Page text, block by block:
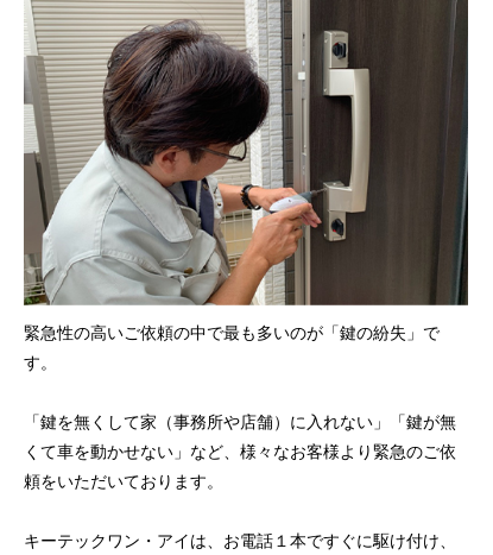
緊急性の高いご依頼の中で最も多いのが「鍵の紛失」で
す。
「鍵を無くして家（事務所や店舗）に入れない」「鍵が無
くて車を動かせない」など、様々なお客様より緊急のご依
頼をいただいております。
キーテックワン・アイは、お電話１本ですぐに駆け付け、